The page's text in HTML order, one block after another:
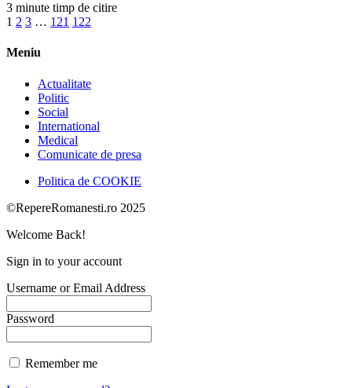
3 minute timp de citire
1 2 3 … 121 122
Meniu
Actualitate
Politic
Social
International
Medical
Comunicate de presa
Politica de COOKIE
©RepereRomanesti.ro 2025
Welcome Back!
Sign in to your account
Username or Email Address
Password
Remember me